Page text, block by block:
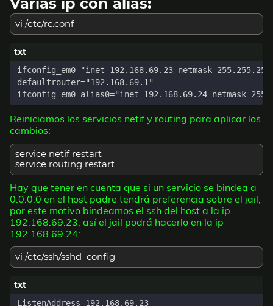
Varias ip con alias:
vi /etc/rc.conf
Reiniciamos los servicios netif y routing para aplicar los
cambios:
service netif restart
service routing restart
Hay que tener en cuenta que si un servicio se bindea a
0.0.0.0 en el host padre tendrá preferencia sobre el jail,
por este motivo bindeamos el ssh del host a la ip
192.168.69.23, así el jail podrá hacerlo en la ip
192.168.69.24:
vi /etc/ssh/sshd_config